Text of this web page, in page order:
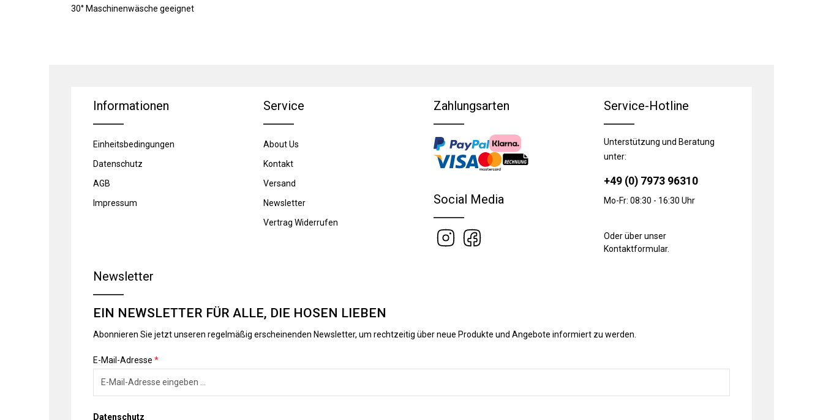
30° Maschinenwäsche geeignet
Informationen
Einheitsbedingungen
Datenschutz
AGB
Impressum
Service
About Us
Kontakt
Versand
Newsletter
Vertrag Widerrufen
Zahlungsarten
Social Media
Service-Hotline
Unterstützung und Beratung
unter:
+49 (0) 7973 96310
Mo-Fr: 08:30 - 16:30 Uhr
Oder über unser
Kontaktformular.
Newsletter
EIN NEWSLETTER FÜR ALLE, DIE HOSEN LIEBEN
Abonnieren Sie jetzt unseren regelmäßig erscheinenden Newsletter, um rechtzeitig über neue Produkte und Angebote informiert zu werden.
E-Mail-Adresse *
Datenschutz